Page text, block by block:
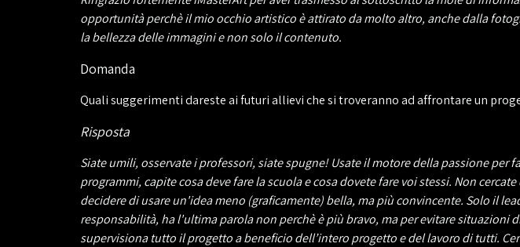
opportunità perchè il mio occhio artistico è attirato da molto altro, anche dalla
la bellezza delle immagini e non solo il contenuto.
Domanda
Quali suggerimenti dareste ai futuri allievi che si troveranno ad affrontare un
Risposta
Siate umili, osservate i professori, siate spugne! Usate il motore della passione
programmi, capite cosa deve fare la scuola e cosa dovete fare voi stessi. Non
decidere di usare un'idea meno (graficamente) bella, ma più convincente. Solo il
responsabilità, ha l'ultima parola non perchè è più bravo, ma per evitare
supervisiona tutto il progetto a beneficio dell’intero progetto e del lavoro di tutti.